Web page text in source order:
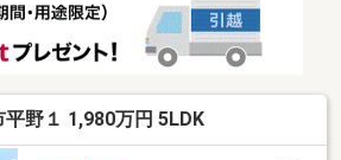
野１ 1,980万円 5LDK